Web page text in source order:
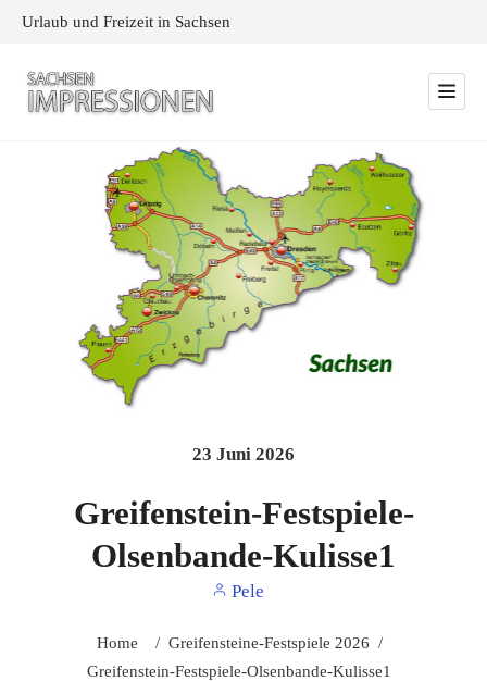
Urlaub und Freizeit in Sachsen
23 Juni 2026
Greifenstein-Festspiele-
Olsenbande-Kulisse1
Pele
Home / Greifensteine-Festspiele 2026 /
Greifenstein-Festspiele-Olsenbande-Kulisse1